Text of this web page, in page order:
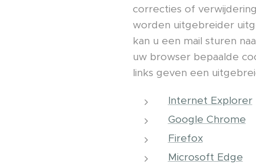
correcties of
worden uitgebreider
kan u een mail sturen
uw browser bepaalde
links geven een
Internet Explorer
Google Chrome
Firefox
Microsoft Edge